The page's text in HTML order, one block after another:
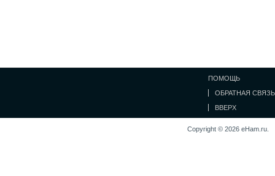
ПОМОЩЬ
ОБРАТНАЯ СВЯЗЬ
ВВЕРХ
Copyright © 2026 eHam.ru.